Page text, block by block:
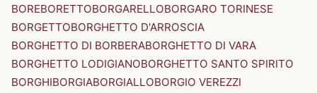
BOREBORETTOBORGARELLOBORGARO TORINESE
BORGETTOBORGHETTO D'ARROSCIA
BORGHETTO DI BORBERABORGHETTO DI VARA
BORGHETTO LODIGIANOBORGHETTO SANTO SPIRITO
BORGHIBORGIABORGIALLOBORGIO VEREZZI